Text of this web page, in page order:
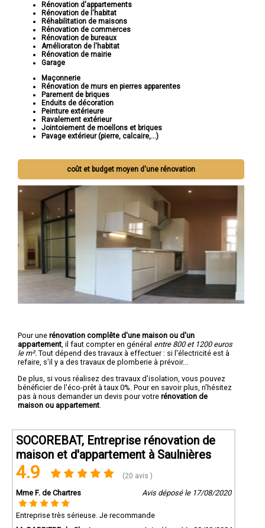
Rénovation d'appartements
Rénovation de l'habitat
Réhabilitation de maisons
Rénovation de commerces
Rénovation de bureaux
Amélioraton de l'habitat
Rénovation de mairie
Garage
Maçonnerie
Rénovation de murs en pierres apparentes
Parement de briques
Enduits de décoration
Peinture extérieure
Ravalement extérieur
Jointoiement de moellons et briques
Pavage extérieur (pierre, calcaire,...)
coût et budget moyen d'une rénovation
Pour une rénovation complête d'une maison ou d'un
appartement , il faut compter en général entre 800 et 1200 euros
le m². Tout dépend des travaux à effectuer : si l'électricité est à
refaire, s'il y a des travaux de plomberie à prévoir...
De plus, si vous réalisez des travaux d'isolation, vous pouvez
bénéficier de l'éco-prêt à taux 0%. Pour en savoir plus, n'hésitez
pas à nous demander un devis pour votre rénovation de
maison ou appartement
SOCOREBAT, Entreprise rénovation de
maison et d'appartement à Saulnières
4.9 (20 avis )
Mme F. de Chartres Avis déposé le 17/08/2020
Entreprise très sérieuse. Je recommande